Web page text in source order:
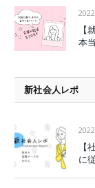
【
本
新社会人レポ
【
に